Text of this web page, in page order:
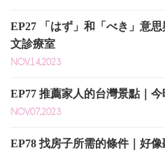
EP27 「はず」和「べき」意
文診療室
NOV.14,2023
EP77 推薦家人的台灣景點｜
NOV.07,2023
EP78 找房子所需的條件｜好